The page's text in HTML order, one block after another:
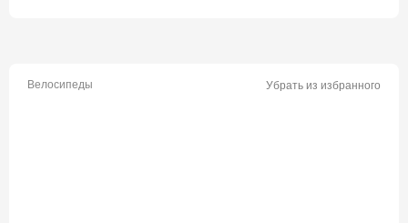
Велосипеды Убрать из избранного